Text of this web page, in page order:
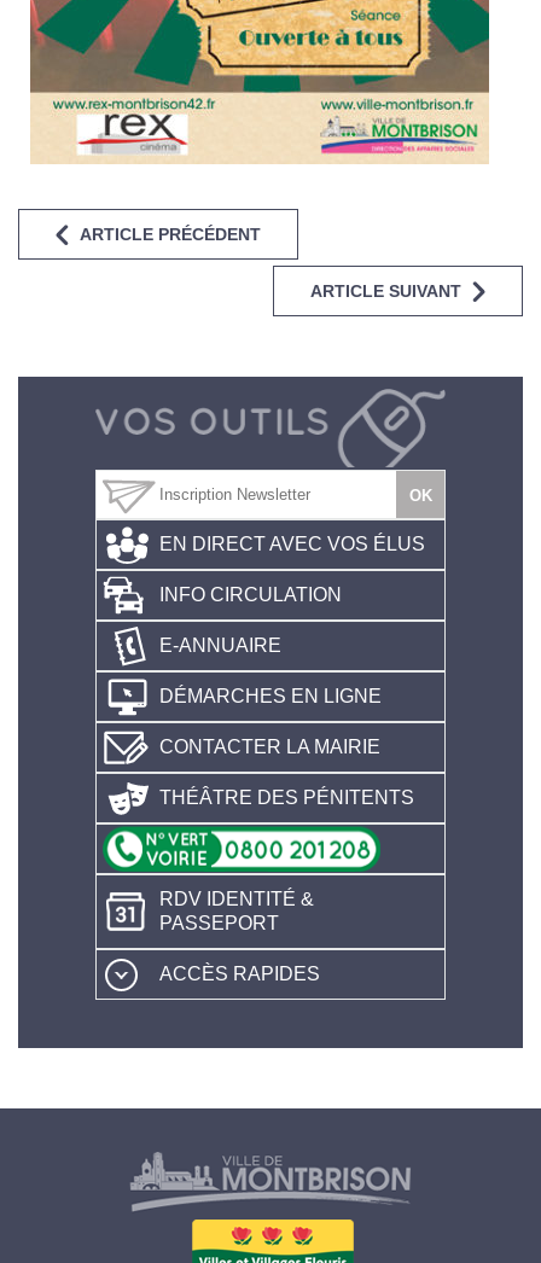
ARTICLE PRÉCÉDENT
ARTICLE SUIVANT
EN DIRECT AVEC VOS ÉLUS
INFO CIRCULATION
E-ANNUAIRE
DÉMARCHES EN LIGNE
CONTACTER LA MAIRIE
THÉÂTRE DES PÉNITENTS
RDV IDENTITÉ &
PASSEPORT
ACCÈS RAPIDES